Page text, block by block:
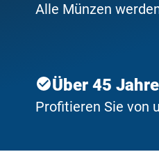
Alle Münzen
Über 45
Profitieren Sie von